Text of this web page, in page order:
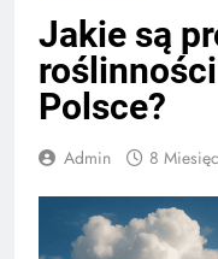
Jakie są
Polsce?
Admin 8